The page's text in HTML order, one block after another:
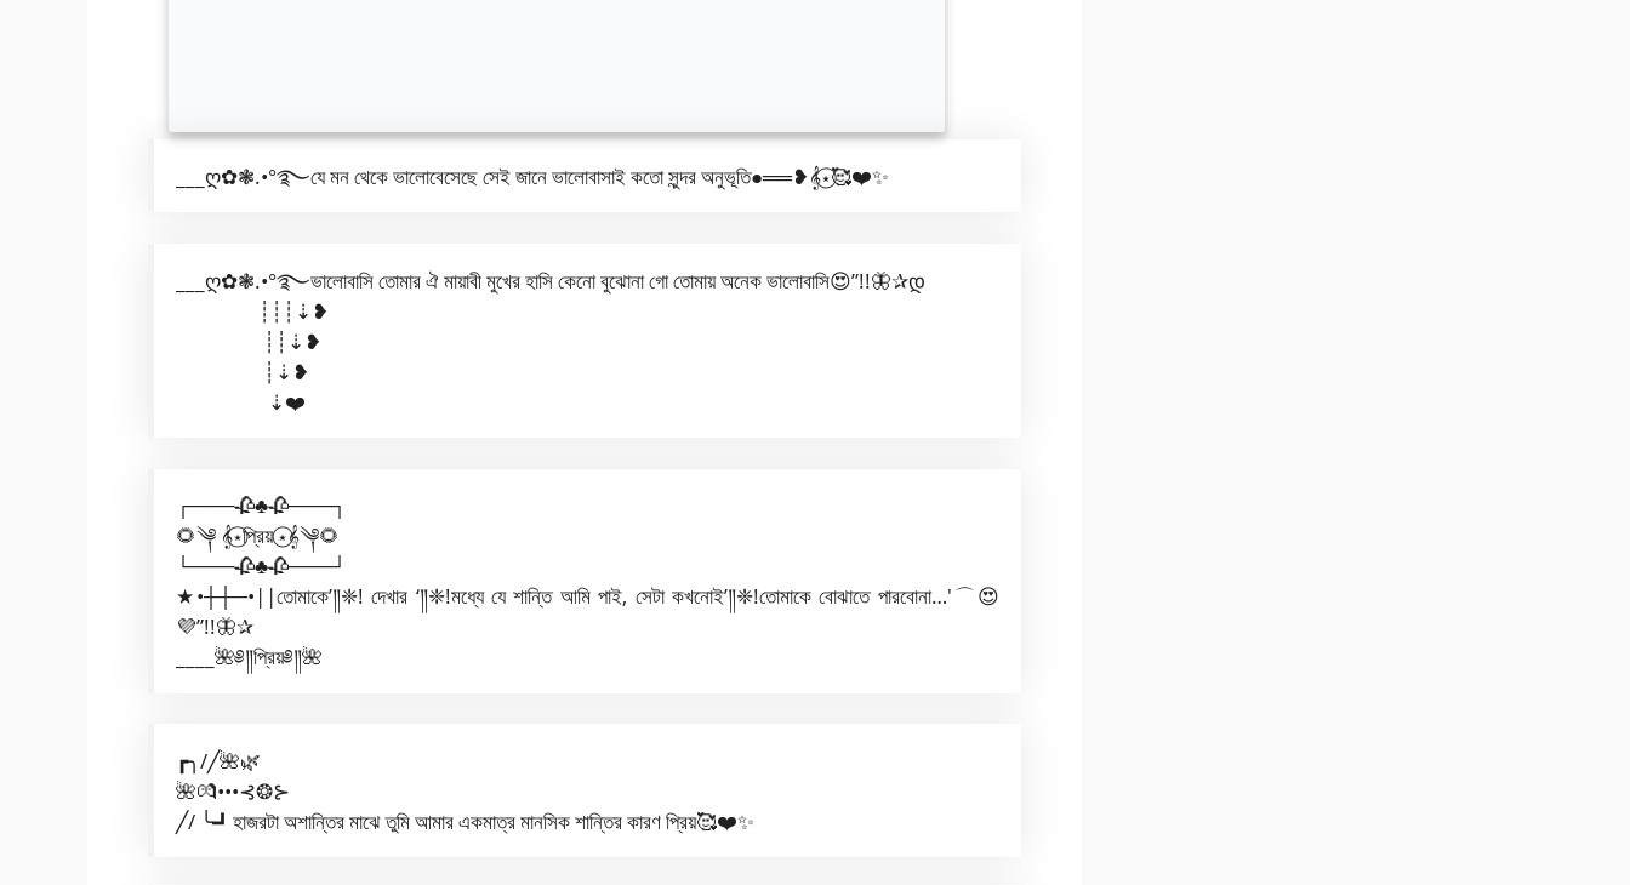
___ღ✿❃.•°࿐যে মন থেকে ভালোবেসেছে সেই জানে ভালোবাসাই কতো সুন্দর অনুভূতি●══❥𝄞⋆⃝🥰❤️✨
___ღ✿❃.•°࿐ভালোবাসি তোমার ঐ মায়াবী মুখের হাসি কেনো বুঝোনা গো তোমায় অনেক ভালোবাসি😍”!!🦋✰დ
┊┊┊⇣❥
┊┊⇣❥
┊⇣❥
⇣❤️
┌───🥀♣🥀───┐
🌻༆ 𝄞⋆⃝প্রিয় ⋆⃝𝄞༆🌻
└───🥀♣🥀───┘
★•┼┼─•||তোমাকে’༎❈! দেখার ‘༎❈!মধ্যে যে শান্তি আমি পাই, সেটা কখনোই’༎❈!তোমাকে বোঝাতে পারবোনা…′⌒😍
💜”!!🦋✰
____🌺༅༎প্রিয়༅༎🌺
┏╮/╱🌺🌿
🌺💏•••⊰❂⊱
╱/ ╰┛হাজরটা অশান্তির মাঝে তুমি আমার একমাত্র মানসিক শান্তির কারণ প্রিয়🥰❤️✨